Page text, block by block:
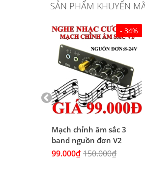
SẢN PHẨM KHUYẾN
- 34%
Mạch chỉnh âm sắc 3
band nguồn đơn V2
99.000₫ 150.000₫